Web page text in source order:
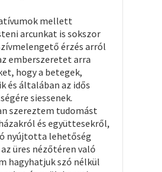
mellett
arcunkat is sokszor
érzés arról
emberszeretet arra
hogy a betegek,
és általában az idős
siessenek.
szereztem tudomást
és együttesekről,
nyújtotta lehetőség
üres nézőtéren való
hagyhatjuk szó nélkül